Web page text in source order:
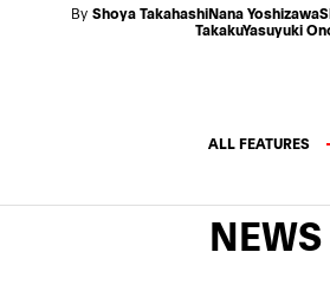
By Shoya TakahashiNana
TakakuYasuyuki
ALL FEATURES
NEWS